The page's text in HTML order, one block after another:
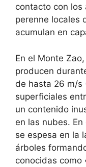
contacto con
perenne locales
acumulan en
En el Monte
producen
de hasta 26 m/s
superficiales
un contenido
en las nubes.
se espesa en la
árboles
conocidas como